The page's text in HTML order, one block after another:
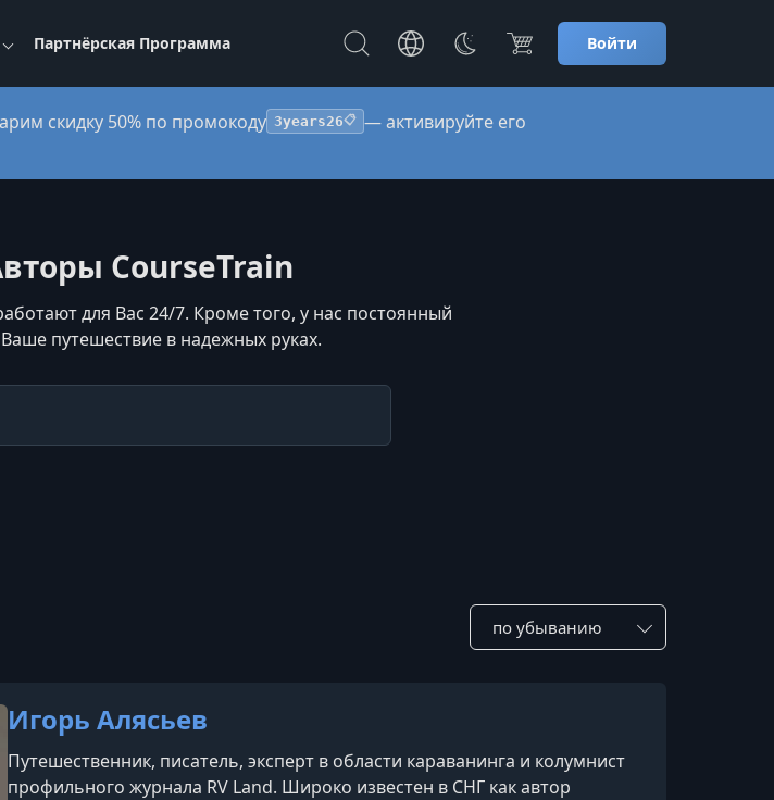
Партнёрская Программа Войти
скидку 50% по промокоду 3years26📋 — активируйте его
CourseTrain
для Вас 24/7. Кроме того, у нас постоянный
путешествие в надежных руках.
Сотировать по:
Игорь Алясьев
Путешественник, писатель, эксперт в области караванинга и колумнист
профильного журнала RV Land. Широко известен в СНГ как автор